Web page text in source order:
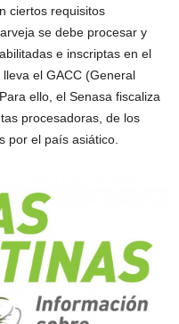
ciertos requisitos
se debe procesar y
e inscriptas en el
el GACC (General
ello, el Senasa fiscaliza
procesadoras, de los
por el país asiático.